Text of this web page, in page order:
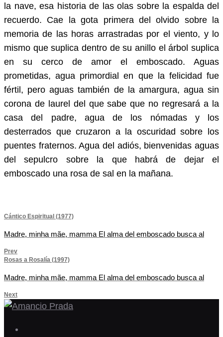
la nave, esa historia de las olas sobre la espalda del
recuerdo. Cae la gota primera del olvido sobre la
memoria de las horas arrastradas por el viento, y lo
mismo que suplica dentro de su anillo el árbol suplica
en su cerco de amor el emboscado. Aguas
prometidas, agua primordial en que la felicidad fue
fértil, pero aguas también de la amargura, agua sin
corona de laurel del que sabe que no regresará a la
casa del padre, agua de los nómadas y los
desterrados que cruzaron a la oscuridad sobre los
puentes fraternos. Agua del adiós, bienvenidas aguas
del sepulcro sobre la que habrá de dejar el
emboscado una rosa de sal en la mañana.
Navegación
de
entradas
Cántico Espiritual (1977)
Madre, minha mãe, mamma El alma del emboscado busca al
Prev
Rosas a Rosalía (1997)
Madre, minha mãe, mamma El alma del emboscado busca al
Next